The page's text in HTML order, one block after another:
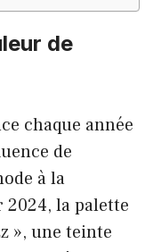
de
chaque année
de
à la
la palette
», une teinte